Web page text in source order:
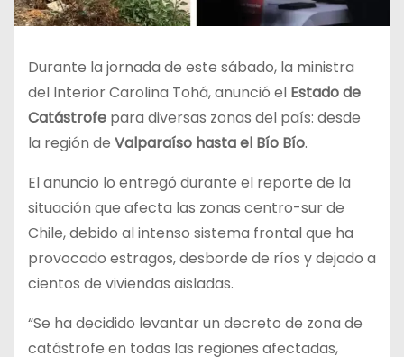
Durante la jornada de este sábado, la ministra
del Interior Carolina Tohá, anunció el Estado de
Catástrofe para diversas zonas del país: desde
la región de Valparaíso hasta el Bío Bío.
El anuncio lo entregó durante el reporte de la
situación que afecta las zonas centro-sur de
Chile, debido al intenso sistema frontal que ha
provocado estragos, desborde de ríos y dejado a
cientos de viviendas aisladas.
“Se ha decidido levantar un decreto de zona de
catástrofe en todas las regiones afectadas,